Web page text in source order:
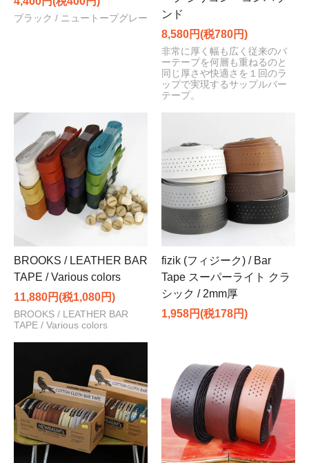
ブラック / ニュートープグレー
ンド
8,580円(税780円)
非常に厚く幅も広く従来のバ
ーテープを何層も重ねるのと
同じ厚さや快適さを１回のラ
ップで実現するサップルバー
テープ。
BROOKS / LEATHER BAR
TAPE / Various colors
11,880円(税1,080円)
BROOKS / LEATHER BAR
TAPE / Various colors
fizik (フィジーク) / Bar
Tape スーパーライト クラ
シック / 2mm厚
1,958円(税178円)